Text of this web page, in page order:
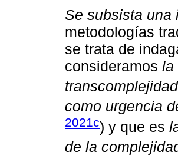
Se subsista una
metodologías
se trata de
consideramos la
transcomplejidad
como urgencia
2021c) y que es
de la